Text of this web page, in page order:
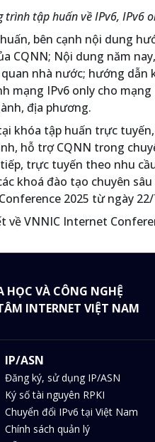
trình tập huấn về IPv6, IPv6
bên cạnh nội dung
CQNN; Nội dung năm
quan nhà nước; hướng
mạng IPv6 only cho
địa phương.
khóa tập huấn trực
hỗ trợ CQNN trong
trực tuyến theo nhu
khoá đào tạo chuyên
2025 từ ngày
về VNNIC Internet
HỌC VÀ CÔNG NGHỆ
INTERNET VIỆT NAM
IP/ASN
Đăng ký, sử dụng IP/ASN
Ký số tài nguyên RPKI
Chuyển đổi IPv6 tại Việt Nam
Chính sách quản lý